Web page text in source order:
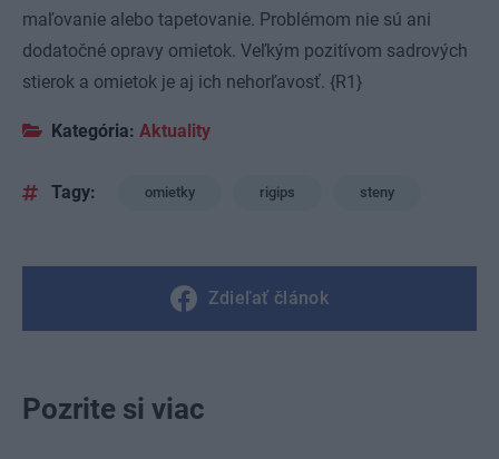
maľovanie alebo tapetovanie. Problémom nie sú ani
dodatočné opravy omietok. Veľkým pozitívom sadrových
stierok a omietok je aj ich nehorľavosť. {R1}
Kategória: Aktuality
Tagy: omietky rigips steny
Zdieľať článok
Pozrite si viac